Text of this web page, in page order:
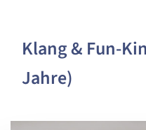
Klang & Fun-
Jahre)